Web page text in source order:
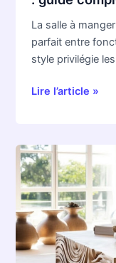
La salle à
parfait entre
style privilégie
Lire l’article »
Investir
dans
une
belle
table
basse
: